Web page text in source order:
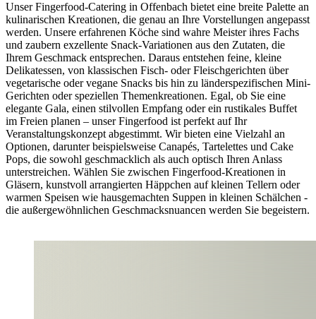
Unser Fingerfood-Catering in Offenbach bietet eine breite Palette an
kulinarischen Kreationen, die genau an Ihre Vorstellungen angepasst
werden. Unsere erfahrenen Köche sind wahre Meister ihres Fachs
und zaubern exzellente Snack-Variationen aus den Zutaten, die
Ihrem Geschmack entsprechen. Daraus entstehen feine, kleine
Delikatessen, von klassischen Fisch- oder Fleischgerichten über
vegetarische oder vegane Snacks bis hin zu länderspezifischen Mini-
Gerichten oder speziellen Themenkreationen. Egal, ob Sie eine
elegante Gala, einen stilvollen Empfang oder ein rustikales Buffet
im Freien planen – unser Fingerfood ist perfekt auf Ihr
Veranstaltungskonzept abgestimmt. Wir bieten eine Vielzahl an
Optionen, darunter beispielsweise Canapés, Tartelettes und Cake
Pops, die sowohl geschmacklich als auch optisch Ihren Anlass
unterstreichen. Wählen Sie zwischen Fingerfood-Kreationen in
Gläsern, kunstvoll arrangierten Häppchen auf kleinen Tellern oder
warmen Speisen wie hausgemachten Suppen in kleinen Schälchen -
die außergewöhnlichen Geschmacksnuancen werden Sie begeistern.